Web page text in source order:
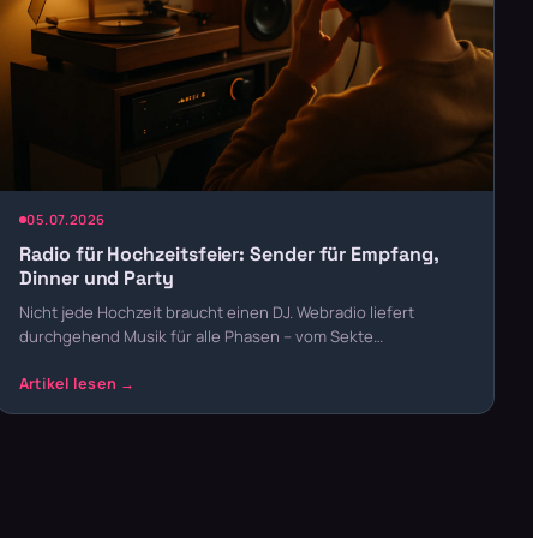
05.07.2026
Radio für Hochzeitsfeier: Sender für Empfang,
Dinner und Party
Nicht jede Hochzeit braucht einen DJ. Webradio liefert
durchgehend Musik für alle Phasen – vom Sekte…